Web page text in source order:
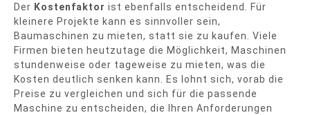
Der Kostenfaktor ist ebenfalls entscheidend. Für
kleinere Projekte kann es sinnvoller sein,
Baumaschinen zu mieten, statt sie zu kaufen. Viele
Firmen bieten heutzutage die Möglichkeit, Maschinen
stundenweise oder tageweise zu mieten, was die
Kosten deutlich senken kann. Es lohnt sich, vorab die
Preise zu vergleichen und sich für die passende
Maschine zu entscheiden, die Ihren Anforderungen